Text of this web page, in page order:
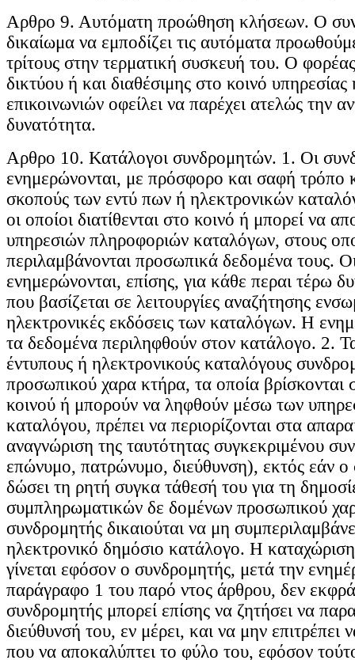
Aρθρο 9. Αυτόματη προώθηση κλήσεων. Ο
δικαίωμα να εμποδίζει τις αυτόματα
τρίτους στην τερματική συσκευή του. Ο
δικτύου ή και διαθέσιμης στο κοινό
επικοινωνιών οφείλει να παρέχει ατελώς την
δυνατότητα.
Aρθρο 10. Κατάλογοι συνδρομητών. 1. Οι
ενημερώνονται, με πρόσφορο και σαφή τρόπο
σκοπούς των εντύ πων ή ηλεκτρονικών
οι οποίοι διατίθενται στο κοινό ή μπορεί να
υπηρεσιών πληροφοριών καταλόγων, στους
περιλαμβάνονται προσωπικά δεδομένα τους.
ενημερώνονται, επίσης, για κάθε περαι τέρω
που βασίζεται σε λειτουργίες αναζήτησης
ηλεκτρονικές εκδόσεις των καταλόγων. Η
τα δεδομένα περιληφθούν στον κατάλογο. 2.
έντυπους ή ηλεκτρονικούς καταλόγους
προσωπικού χαρα κτήρα, τα οποία βρίσκονται
κοινού ή μπορούν να ληφθούν μέσω των
καταλόγου, πρέπει να περιορίζονται στα
αναγνώριση της ταυτότητας συγκεκριμένου
επώνυμο, πατρώνυμο, διεύθυνση), εκτός εάν ο
δώσει τη ρητή συγκα τάθεσή του για τη
συμπληρωματικών δε δομένων προσωπικού
συνδρομητής δικαιούται να μη
ηλεκτρονικό δημόσιο κατάλογο. Η
γίνεται εφόσον ο συνδρομητής, μετά την
παράγραφο 1 του παρό ντος άρθρου, δεν
συνδρομητής μπορεί επίσης να ζητήσει να
διεύθυνσή του, εν μέρει, και να μην επιτρέπει
που να αποκαλύπτει το φύλο του, εφόσον